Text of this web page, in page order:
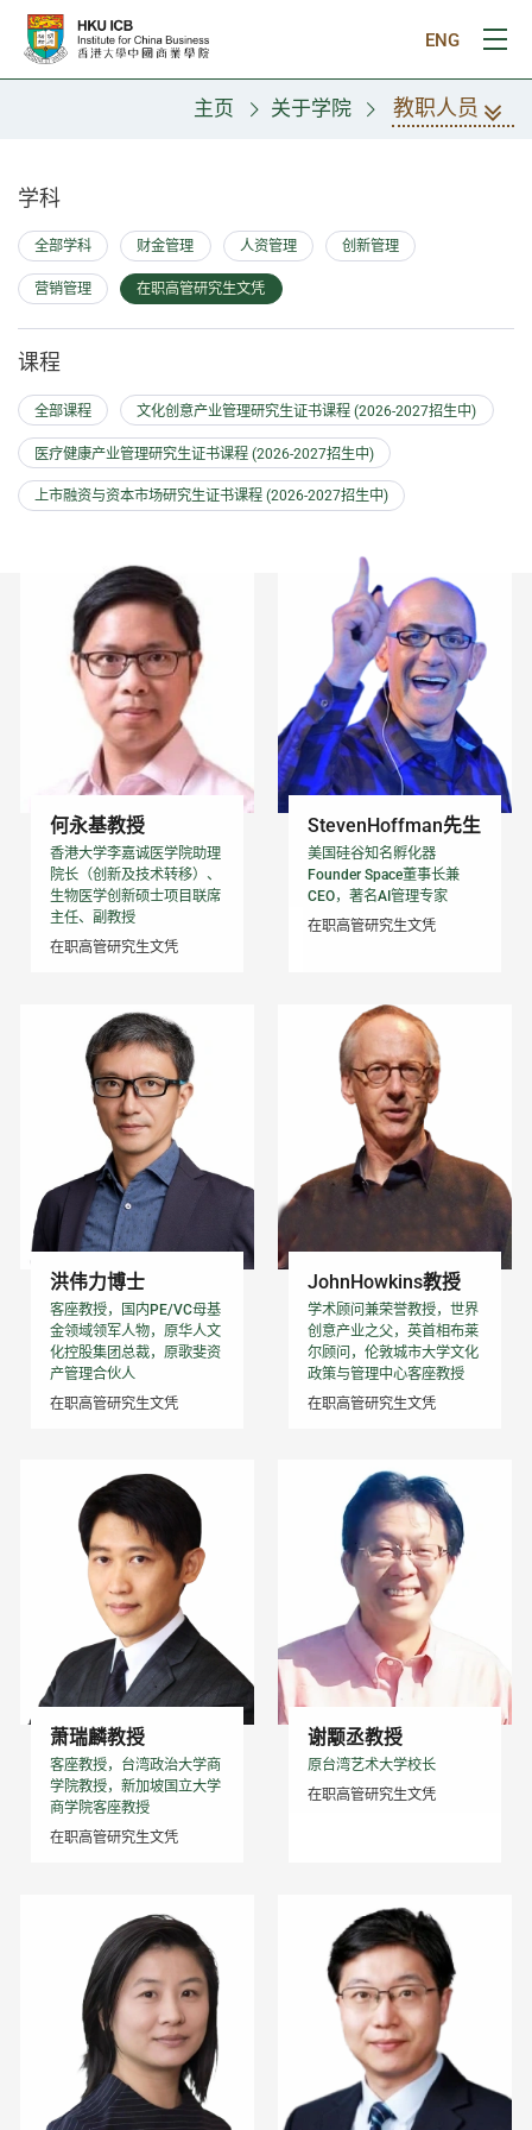
跳往主要内容
ENG
打
主页 关于学院 教职人员
教职人员
学科
全部学科 财金管理 人资管理 创新管理
营销管理 在职高管研究生文凭
课程
全部课程 文化创意产业管理研究生证书课程 (2026-2027招生中)
医疗健康产业管理研究生证书课程 (2026-2027招生中)
上市融资与资本市场研究生证书课程 (2026-2027招生中)
何永基教授
香港大学李嘉诚医学院助理
院长（创新及技术转移）、
生物医学创新硕士项目联席
主任、副教授
在职高管研究生文凭
StevenHoffman先生
美国硅谷知名孵化器
Founder Space董事长兼
CEO，著名AI管理专家
在职高管研究生文凭
洪伟力博士
客座教授，国内PE/VC母基
金领域领军人物，原华人文
化控股集团总裁，原歌斐资
产管理合伙人
在职高管研究生文凭
JohnHowkins教授
学术顾问兼荣誉教授，世界
创意产业之父，英首相布莱
尔顾问，伦敦城市大学文化
政策与管理中心客座教授
在职高管研究生文凭
萧瑞麟教授
客座教授，台湾政治大学商
学院教授，新加坡国立大学
商学院客座教授
在职高管研究生文凭
谢颙丞教授
原台湾艺术大学校长
在职高管研究生文凭